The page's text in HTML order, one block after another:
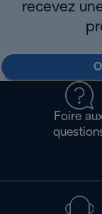
recevez
Foire